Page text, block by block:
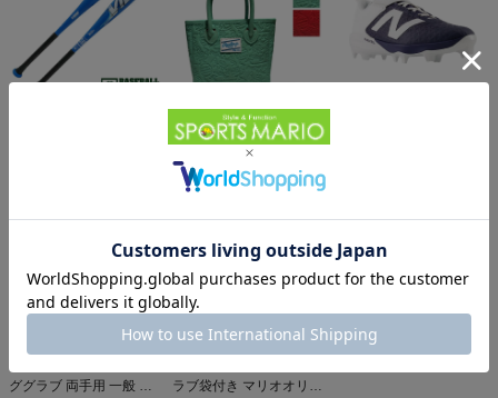
リオ Victus VIBE JSBB2
VJJSBBVIBJ2
ローリングス ミニトート
バッグ 一般 Rawlings
28,600円（税込）
ググラブ 両手用 一般 US
ラブ袋付き マリオオリジ